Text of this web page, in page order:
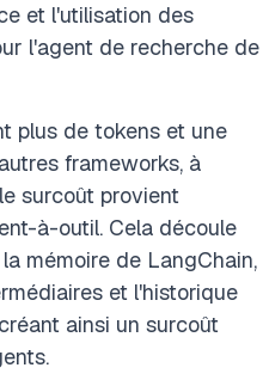
et l'utilisation des
l'agent de recherche de
plus de tokens et une
frameworks, à
surcoût provient
à-outil. Cela découle
mémoire de LangChain,
et l'historique
ainsi un surcoût